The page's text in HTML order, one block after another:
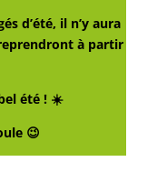
d’été, il n’y aura
à partir
été ! ☀️
😉